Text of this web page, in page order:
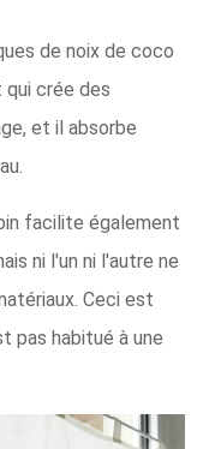
de noix de coco
crée des
et il absorbe
facilite également
ni l'un ni l'autre ne
Ceci est
pas habitué à une